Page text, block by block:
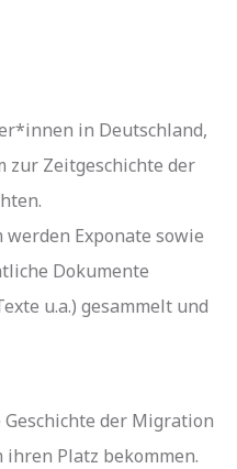
in Deutschland,
zur Zeitgeschichte der
Exponate sowie
Dokumente
u.a.) gesammelt und
der Migration
ihren Platz bekommen.